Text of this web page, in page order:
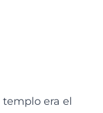
era el